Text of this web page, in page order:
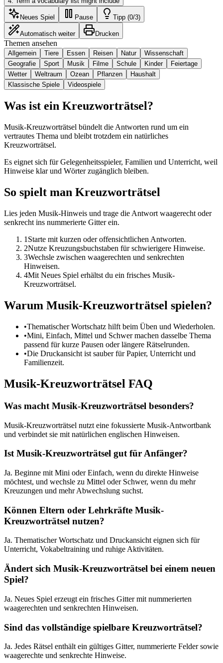
Neues Spiel Pause Tipp (0/3)
Automatisch weiter Drucken
Themen ansehen
Allgemein Tiere Essen Reisen Natur
Wissenschaft
Geografie
Sport Musik Filme Schule Kinder
Feiertage
Wetter
Weltraum Ozean Pflanzen
Haushalt
Klassische Spiele
Videospiele
Was ist ein Kreuzworträtsel?
Musik-Kreuzworträtsel bündelt die Antworten rund um ein
vertrautes Thema und bleibt trotzdem ein natürliches
Kreuzworträtsel.
Es eignet sich für Gelegenheitsspieler, Familien und Unterricht, weil
Hinweise klar und Wörter zugänglich bleiben.
So spielt man Kreuzworträtsel
Lies jeden Musik-Hinweis und trage die Antwort waagerecht oder
senkrecht ins nummerierte Gitter ein.
1 Starte mit kurzen oder offensichtlichen Antworten.
2Nutze Kreuzungsbuchstaben für schwierigere Hinweise.
3Wechsle zwischen waagerechten und senkrechten
Hinweisen.
4Mit Neues Spiel erhältst du ein frisches Musik-
Kreuzworträtsel.
Warum Musik-Kreuzworträtsel spielen?
•Thematischer Wortschatz hilft beim Üben und Wiederholen.
•Mini, Einfach, Mittel und Schwer machen dasselbe Thema
passend für kurze Pausen oder längere Rätselrunden.
•Die Druckansicht ist sauber für Papier, Unterricht und
Familienzeit.
Musik-Kreuzworträtsel FAQ
Was macht Musik-Kreuzworträtsel besonders?
Musik-Kreuzworträtsel nutzt eine fokussierte Musik-Antwortbank
und verbindet sie mit natürlichen englischen Hinweisen.
Ist Musik-Kreuzworträtsel gut für Anfänger?
Ja. Beginne mit Mini oder Einfach, wenn du direkte Hinweise
möchtest, und wechsle zu Mittel oder Schwer, wenn du mehr
Kreuzungen und mehr Abwechslung suchst.
Können Eltern oder Lehrkräfte Musik-
Kreuzworträtsel nutzen?
Ja. Thematischer Wortschatz und Druckansicht eignen sich für
Unterricht, Vokabeltraining und ruhige Aktivitäten.
Ändert sich Musik-Kreuzworträtsel bei einem neuen
Spiel?
Ja. Neues Spiel erzeugt ein frisches Gitter mit nummerierten
waagerechten und senkrechten Hinweisen.
Sind das vollständige spielbare Kreuzworträtsel?
Ja. Jedes Rätsel enthält ein gültiges Gitter, nummerierte Felder sowie
waagerechte und senkrechte Hinweise.